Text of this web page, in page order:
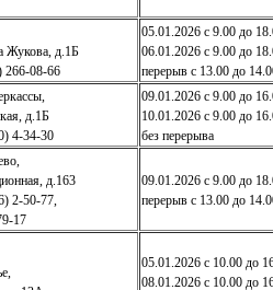
Жукова, д.1Б
266-08-66
05.01.2026 с 9.00 до
06.01.2026 с 9.00 до
перерыв с 13.00 до
д.1Б
4-34-30
09.01.2026 с 9.00 до
10.01.2026 с 9.00 до
без перерыва
д.163
2-50-77,
17
09.01.2026 с 9.00 до
перерыв с 13.00 до
05.01.2026 с 10.00 до
08.01.2026 с 10.00 до